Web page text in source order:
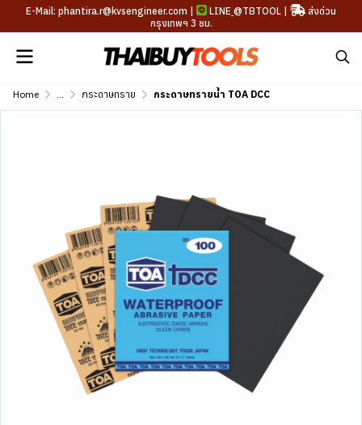
E-Mail: phantira.r@kvsengineer.com | LINE @TBTOOL |
ส่งด่วน
กรุงเทพฯ 3 ชม.
Home ... กระดาษทราย กระดาษทรายน้ำ TOA DCC